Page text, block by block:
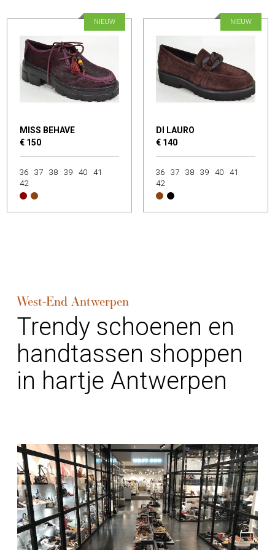
MISS BEHAVE
€ 150
NIEUW
36 37 38 39 40
41
42
DI LAURO
€ 140
NIEUW
36 37 38 39 40
41
42
West-End Antwerpen
Trendy schoenen en
handtassen shoppen
in hartje Antwerpen